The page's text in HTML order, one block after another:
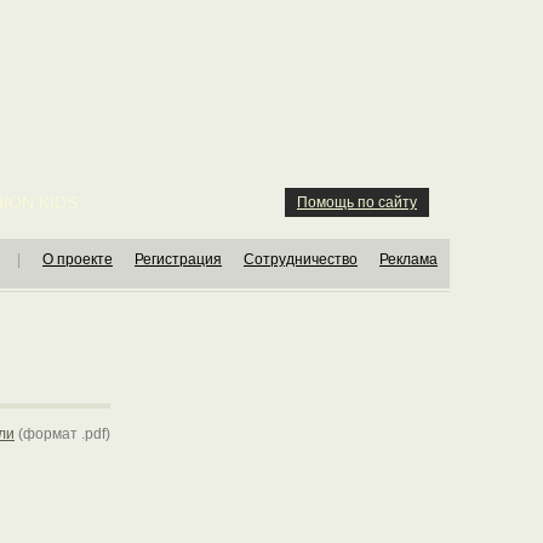
Помощь по сайту
О проекте Регистрация Сотрудничество Реклама
(формат .pdf)